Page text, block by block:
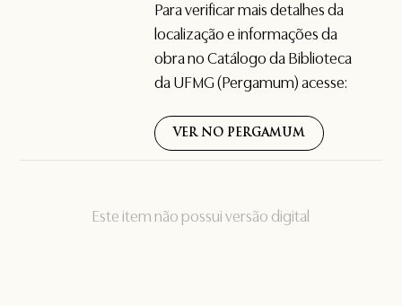
Este item não possui versão digital
Para verificar mais detalhes da
localização e informações da
obra no Catálogo da Biblioteca
da UFMG (Pergamum) acesse:
VER NO PERGAMUM